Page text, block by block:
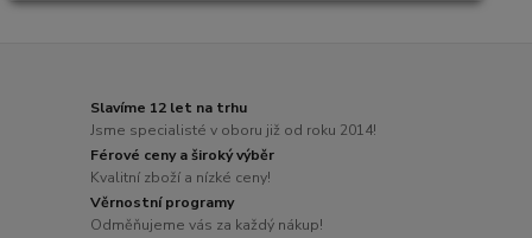
Slavíme 12 let na trhu
Jsme specialisté v oboru již od roku 2014!
Férové ceny a široký výběr
Kvalitní zboží a nízké ceny!
Věrnostní programy
Odměňujeme vás za každý nákup!